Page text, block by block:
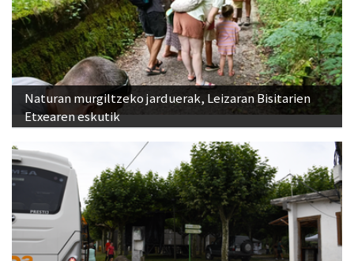
Naturan murgiltzeko jarduerak, Leizaran Bisitarien
Etxearen eskutik